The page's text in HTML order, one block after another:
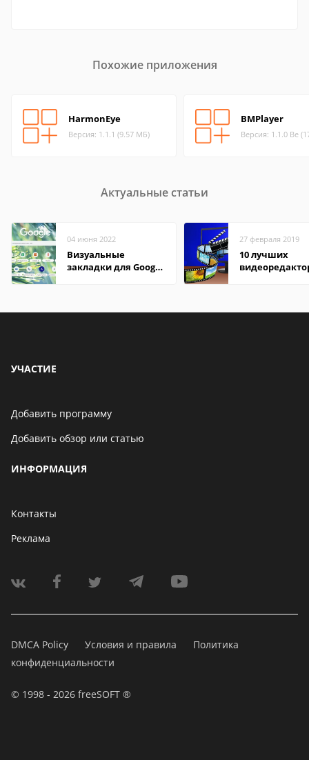
Похожие приложения
HarmonEye
Версия: 1.1.1 (9.57 МБ)
BMPlayer
Версия: 1.1.0 Be
Актуальные статьи
04 июня 2022
Визуальные
закладки для Google
27 февраля 2019
10 лучших
УЧАСТИЕ
Добавить программу
Добавить обзор или статью
ИНФОРМАЦИЯ
Контакты
Реклама
DMCA Policy Условия и правила
Политика
конфиденциальности
© 1998 - 2026 freeSOFT ®